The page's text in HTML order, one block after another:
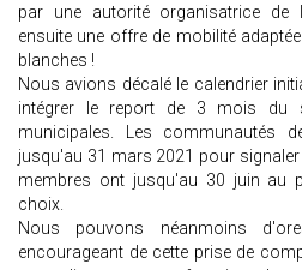
par une autorité organisatrice de
ensuite une offre de mobilité
blanches !
Nous avions décalé le calendrier
intégrer le report de 3 mois du
municipales. Les communautés
jusqu'au 31 mars 2021 pour
membres ont jusqu'au 30 juin au
choix.
Nous pouvons néanmoins
encourageant de cette prise de